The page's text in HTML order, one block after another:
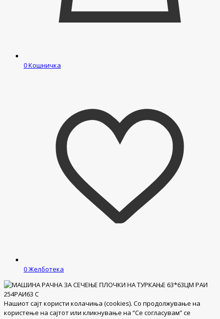
0Кошничка
0Желботека
Нашиот сајт користи колачиња (cookies). Со продолжување на
користење на сајтот или кликнување на “Се согласувам” се